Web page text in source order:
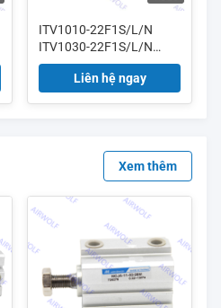
ITV1010-22F1S/L/N
ITV1030-22F1S/L/N
ITV1050-22F1S/L/N Van
điều chỉnh điện khí nén
Liên hệ ngay
Xem thêm